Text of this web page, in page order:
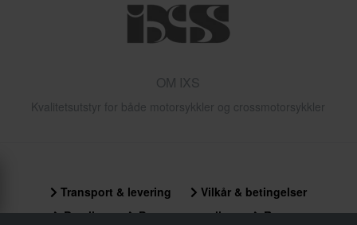
OM IXS
Kvalitetsutstyr for både motorsykkler og crossmotorsykkler
Transport & levering
Vilkår & betingelser
Betaling
Personvernpolicy
Returer